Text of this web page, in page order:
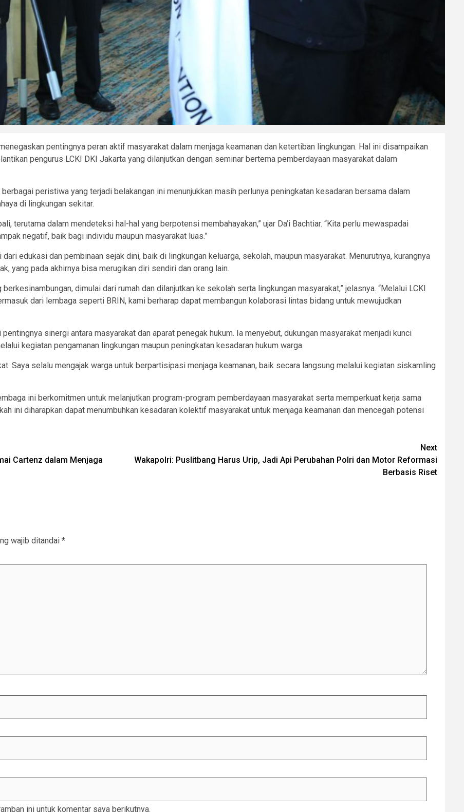
pentingnya peran aktif masyarakat dalam menjaga keamanan dan ketertiban lingkungan. Hal ini disampaikan
pengurus LCKI DKI Jakarta yang dilanjutkan dengan seminar bertema pemberdayaan masyarakat dalam
berbagai peristiwa yang terjadi belakangan ini menunjukkan masih perlunya peningkatan kesadaran bersama dalam
di lingkungan sekitar.
terutama dalam mendeteksi hal-hal yang berpotensi membahayakan,” ujar Da’i Bachtiar. “Kita perlu mewaspadai
negatif, baik bagi individu maupun masyarakat luas.”
edukasi dan pembinaan sejak dini, baik di lingkungan keluarga, sekolah, maupun masyarakat. Menurutnya, kurangnya
yang pada akhirnya bisa merugikan diri sendiri dan orang lain.
dimulai dari rumah dan dilanjutkan ke sekolah serta lingkungan masyarakat,” jelasnya. “Melalui LCKI
dari lembaga seperti BRIN, kami berharap dapat membangun kolaborasi lintas bidang untuk mewujudkan
sinergi antara masyarakat dan aparat penegak hukum. Ia menyebut, dukungan masyarakat menjadi kunci
kegiatan pengamanan lingkungan maupun peningkatan kesadaran hukum warga.
Saya selalu mengajak warga untuk berpartisipasi menjaga keamanan, baik secara langsung melalui kegiatan siskamling
ini berkomitmen untuk melanjutkan program-program pemberdayaan masyarakat serta memperkuat kerja sama
ini diharapkan dapat menumbuhkan kesadaran kolektif masyarakat untuk menjaga keamanan dan mencegah potensi
Cartenz dalam Menjaga
Next
Wakapolri: Puslitbang Harus Urip, Jadi Api Perubahan Polri dan Motor Reformasi
Berbasis Riset
wajib ditandai *
ini untuk komentar saya berikutnya.